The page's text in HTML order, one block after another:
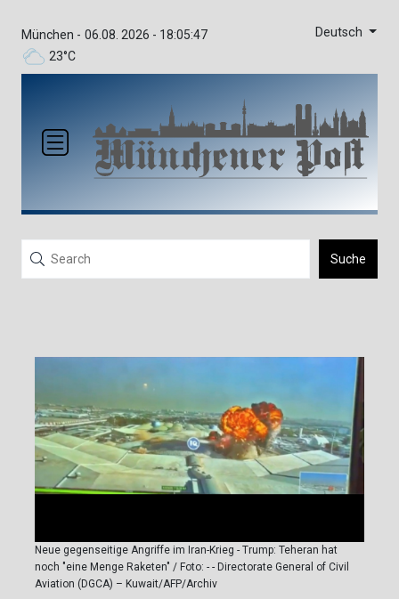
München -
23°C
06.08. 2026 - 18:05:47 Deutsch
Suche
Neue gegenseitige Angriffe im Iran-Krieg - Trump: Teheran hat
noch "eine Menge Raketen" / Foto: - - Directorate General of Civil
Aviation (DGCA) – Kuwait/AFP/Archiv